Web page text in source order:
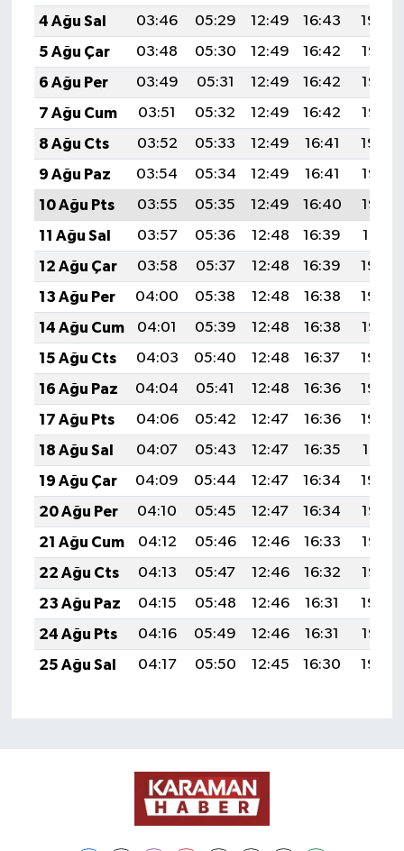
4 Ağu Sal
03:46 05:29 12:49 16:43
19:59
5 Ağu Çar
03:48 05:30 12:49 16:42
19:58
6 Ağu Per
03:49 05:31 12:49 16:42
19:57
7 Ağu Cum
03:51 05:32 12:49 16:42
19:56
8 Ağu Cts
03:52 05:33 12:49 16:41
19:54
9 Ağu Paz
03:54 05:34 12:49 16:41
19:53
10 Ağu Pts
03:55 05:35 12:49 16:40
19:52
11 Ağu Sal
03:57 05:36 12:48 16:39
19:51
12 Ağu Çar
03:58 05:37 12:48 16:39
19:49
13 Ağu Per
04:00 05:38 12:48 16:38
19:48
14 Ağu Cum
04:01 05:39 12:48 16:38
19:47
15 Ağu Cts
04:03 05:40 12:48 16:37
19:45
16 Ağu Paz
04:04 05:41 12:48 16:36
19:44
17 Ağu Pts
04:06 05:42 12:47 16:36
19:42
18 Ağu Sal
04:07 05:43 12:47 16:35
19:41
19 Ağu Çar
04:09 05:44 12:47 16:34
19:40
20 Ağu Per
04:10 05:45 12:47 16:34
19:38
21 Ağu Cum
04:12 05:46 12:46 16:33
19:37
22 Ağu Cts
04:13 05:47 12:46 16:32
19:35
23 Ağu Paz
04:15 05:48 12:46 16:31
19:34
24 Ağu Pts
04:16 05:49 12:46 16:31
19:32
25 Ağu Sal
04:17 05:50 12:45 16:30 19:30